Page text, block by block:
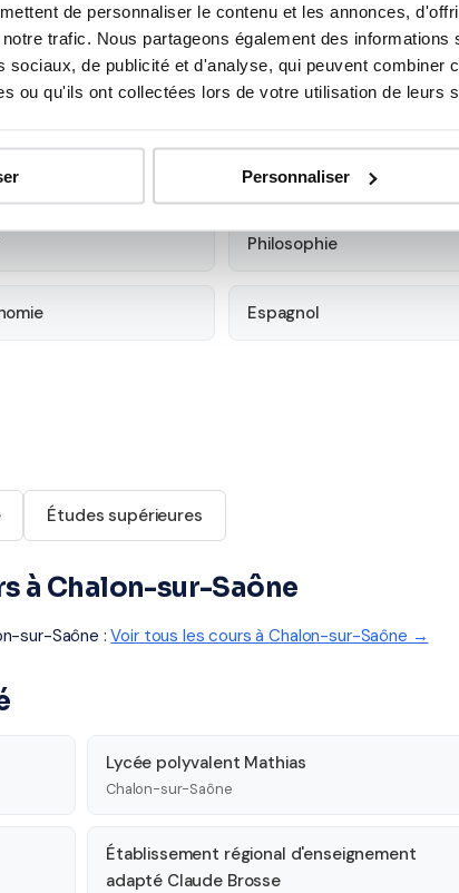
de personnaliser le contenu et les annonces,
trafic. Nous partageons également des
sociaux, de publicité et d'analyse, qui peuvent combiner
ou qu'ils ont collectées lors de votre utilisation de leurs
Personnaliser
les élèves du Lycée polyvalent
Anglais
Philosophie
Espagnol
Études supérieures
à Chalon-sur-Saône
sur-Saône :Voir tous les cours à Chalon-sur-Saône →
Lycée polyvalent Mathias
Chalon-sur-Saône
Établissement régional d'enseignement
adapté Claude Brosse